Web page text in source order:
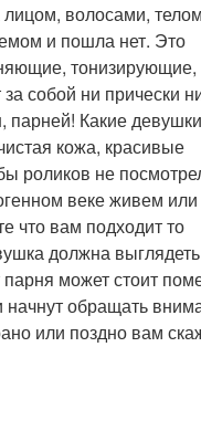
волосами,
и пошла нет. Это
тонизирующие,
собой ни прически
парней! Какие
кожа, красивые
роликов не
веке живем или
что вам подходит то
должна выглядеть
может стоит
начнут обращать
или поздно вам